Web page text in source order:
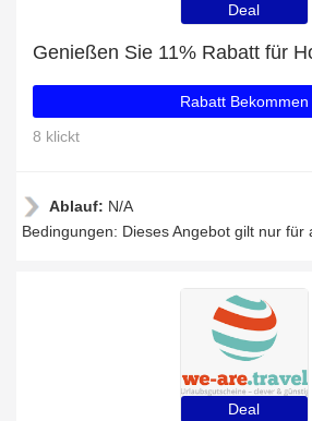
Deal
Genießen Sie 11% Rabatt für
Rabatt Bekommen
8 klickt
Ablauf: N/A
Bedingungen: Dieses Angebot gilt nur für
Deal